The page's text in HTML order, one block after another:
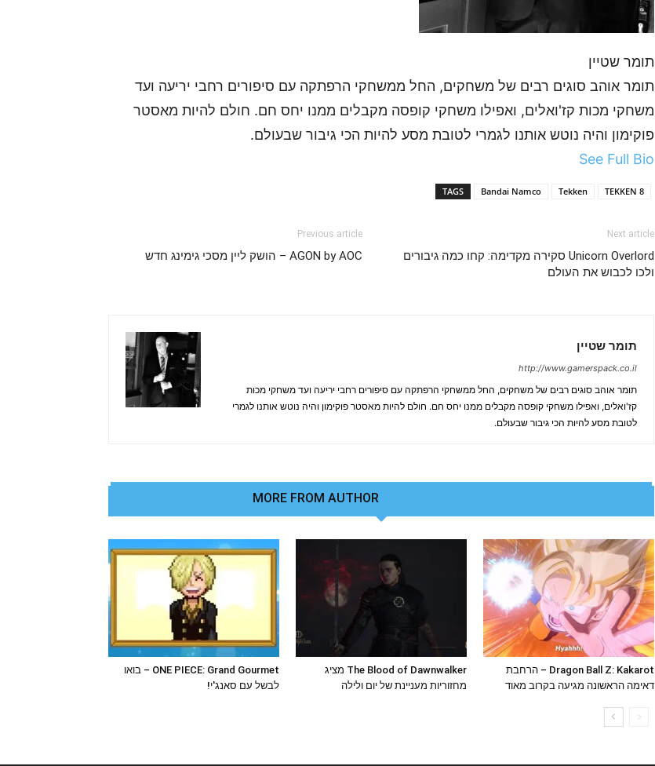
תומר שטיין
תומר אוהב סוגים רבים של משחקים, החל ממשחקי הרפתקה עם סיפורים רחבי יריעה ועד
משחקי מכות קז'ואלים, ואפילו משחקי קופסה מקבלים ממנו יחס חם. חולם להיות מאסטר
פוקימון והיה נוטש אותנו לגמרי לטובת מסע להיות הכי גיבור שבעולם.
See Full Bio
TAGS Bandai Namco Tekken TEKKEN 8
Previous article
AGON by AOC – הושק ליין מסכי גימינג חדש
Next article
Unicorn Overlord סקירה מקדימה: קחו כמה גיבורים
ולכו לכבוש את העולם
תומר שטיין
http://www.gamerspack.co.il
תומר אוהב סוגים רבים של משחקים, החל ממשחקי הרפתקה עם סיפורים רחבי יריעה ועד משחקי מכות
קז'ואלים, ואפילו משחקי קופסה מקבלים ממנו יחס חם. חולם להיות מאסטר פוקימון והיה נוטש אותנו לגמרי
לטובת מסע להיות הכי גיבור שבעולם.
MORE FROM AUTHOR
ONE PIECE: Grand Gourmet – בואו
לבשל עם סאנג'י!
The Blood of Dawnwalker מציג
מחזוריות מעניינת של יום ולילה
Dragon Ball Z: Kakarot – הרחבת
דאימה הראשונה מגיעה בקרוב מאוד